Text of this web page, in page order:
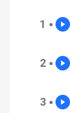
1 ●
2 ●
3 ●